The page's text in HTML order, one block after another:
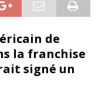
de
la franchise
signé un